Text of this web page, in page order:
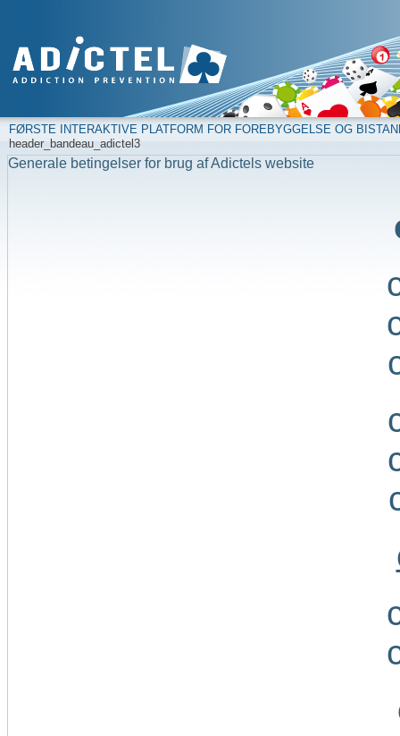
FØRSTE INTERAKTIVE PLATFORM FOR FOREBYGGELSE OG
header_bandeau_adictel3
Generale betingelser for brug af Adictels website